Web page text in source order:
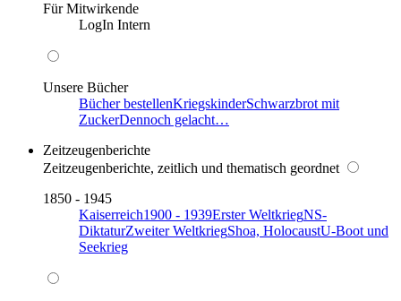
Für Mitwirkende
LogIn Intern
Unsere Bücher
Bücher bestellenKriegskinderSchwarzbrot mit
ZuckerDennoch gelacht…
Zeitzeugenberichte
Zeitzeugenberichte, zeitlich und thematisch geordnet
1850 - 1945
Kaiserreich1900 - 1939Erster WeltkriegNS-
DiktaturZweiter WeltkriegShoa, HolocaustU-Boot und
Seekrieg